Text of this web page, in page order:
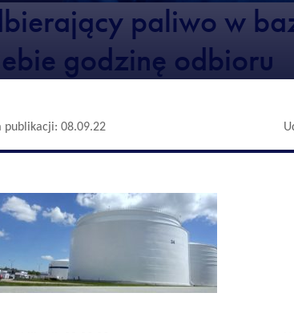
paliwo w
godzinę odbioru
publikacji: 08.09.22